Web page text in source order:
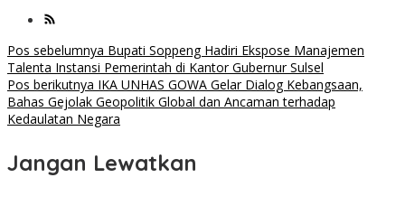
Navigasi
pos
Pos sebelumnya Bupati Soppeng Hadiri Ekspose Manajemen
Talenta Instansi Pemerintah di Kantor Gubernur Sulsel
Pos berikutnya IKA UNHAS GOWA Gelar Dialog Kebangsaan,
Bahas Gejolak Geopolitik Global dan Ancaman terhadap
Kedaulatan Negara
Jangan Lewatkan